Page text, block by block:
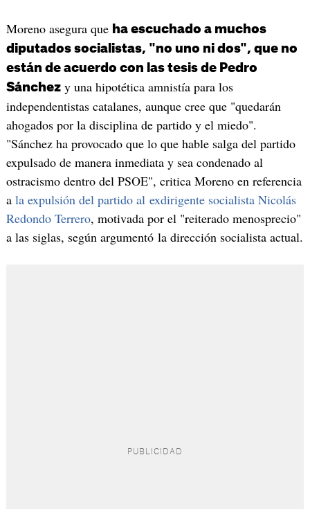
Moreno asegura que ha escuchado a muchos
diputados socialistas, "no uno ni dos", que no
están de acuerdo con las tesis de Pedro
Sánchezy una hipotética amnistía para los
independentistas catalanes, aunque cree que "quedarán
ahogados por la disciplina de partido y el miedo".
"Sánchez ha provocado que lo que hable salga del partido
expulsado de manera inmediata y sea condenado al
ostracismo dentro del PSOE", critica Moreno en referencia
a la expulsión del partido al exdirigente socialista Nicolás
Redondo Terrero, motivada por el "reiterado menosprecio"
a las siglas, según argumentó la dirección socialista actual.